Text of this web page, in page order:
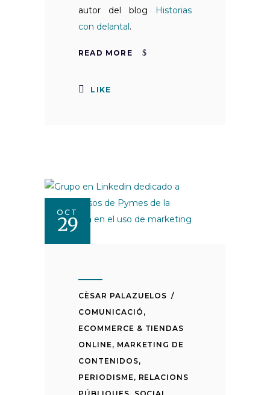
autor del blog Historias
con delantal.
READ MORE
LIKE
OCT
29
CÈSAR PALAZUELOS
COMUNICACIÓ ,
ECOMMERCE & TIENDAS
ONLINE , MARKETING DE
CONTENIDOS,
PERIODISME , RELACIONS